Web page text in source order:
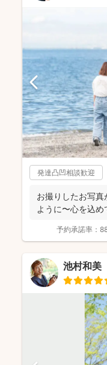
発達凸凹相談歓迎
お撮りしたお写
ように〜心を込め
予約承諾率：
池村和美